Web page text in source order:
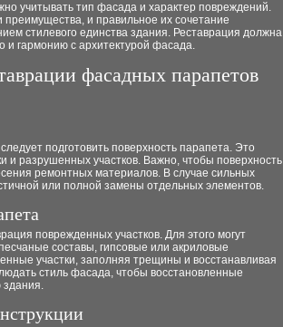
учитывать тип фасада и характер повреждений.
и правильное их сочетание
стилевого единства здания. Реставрация должна
и гармонию с архитектурой фасада.
фасадных парапетов
подготовить поверхность парапета. Это
и разрушенных участков. Важно, чтобы поверхность
ремонтных материалов. В случае сильных
или полной замены отдельных элементов.
поврежденных участков. Для этого могут
составы, гипсовые или акриловые
участки, заполняя трещины и восстанавливая
стиль фасада, чтобы восстановленные
здания.